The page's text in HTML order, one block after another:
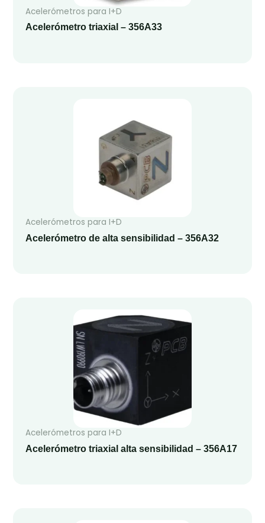
Acelerómetros para I+D
Acelerómetro triaxial – 356A33
Acelerómetros para I+D
Acelerómetro de alta sensibilidad – 356A32
Acelerómetros para I+D
Acelerómetro triaxial alta sensibilidad – 356A17